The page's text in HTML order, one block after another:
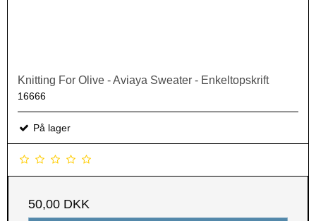
Knitting For Olive - Aviaya Sweater - Enkeltopskrift
16666
På lager
50,00 DKK